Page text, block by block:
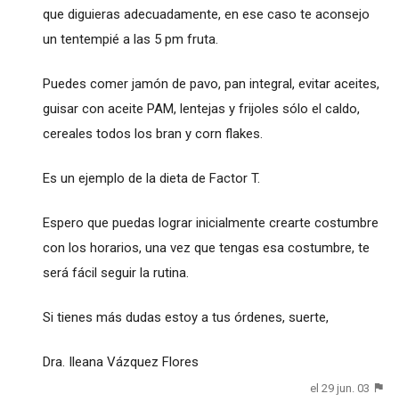
que diguieras adecuadamente, en ese caso te aconsejo
un tentempié a las 5 pm fruta.
Puedes comer jamón de pavo, pan integral, evitar aceites,
guisar con aceite PAM, lentejas y frijoles sólo el caldo,
cereales todos los bran y corn flakes.
Es un ejemplo de la dieta de Factor T.
Espero que puedas lograr inicialmente crearte costumbre
con los horarios, una vez que tengas esa costumbre, te
será fácil seguir la rutina.
Si tienes más dudas estoy a tus órdenes, suerte,
Dra. Ileana Vázquez Flores
el 29 jun. 03